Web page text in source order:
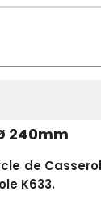
240mm
de
K633.